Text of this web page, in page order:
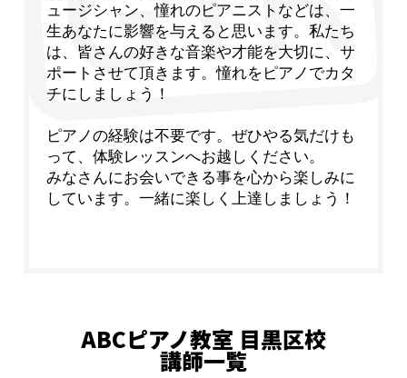
ュージシャン、憧れのピアニストなどは、一
生あなたに影響を与えると思います。私たち
は、皆さんの好きな音楽や才能を大切に、サ
ポートさせて頂きます。憧れをピアノでカタ
チにしましょう！
ピアノの経験は不要です。ぜひやる気だけも
って、体験レッスンへお越しください。
みなさんにお会いできる事を心から楽しみに
しています。一緒に楽しく上達しましょう！
ABCピアノ教室 目黒区校
講師一覧